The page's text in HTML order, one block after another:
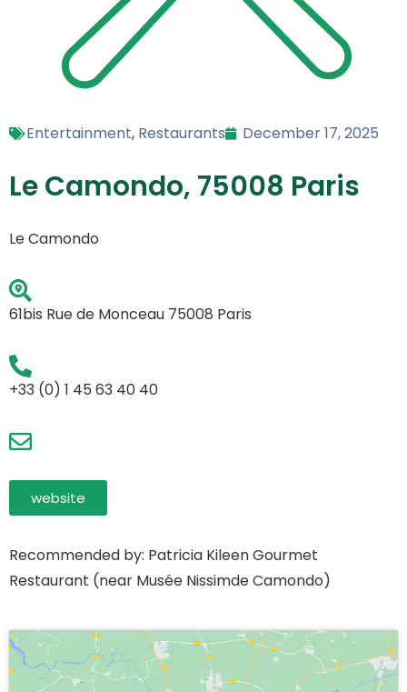
Entertainment, Restaurants December 17, 2025
Le Camondo, 75008 Paris
Le Camondo
61bis Rue de Monceau 75008 Paris
+33 (0) 1 45 63 40 40
website
Recommended by: Patricia Kileen Gourmet
Restaurant (near Musée Nissimde Camondo)